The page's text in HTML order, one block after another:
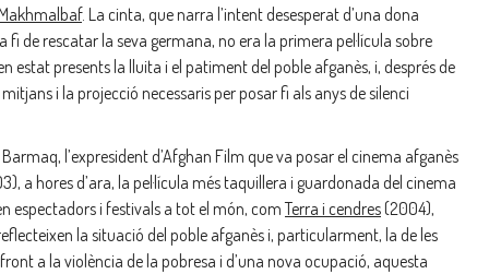
. La cinta, que narra l’intent desesperat d’una dona
de rescatar la seva germana, no era la primera pel·lícula sobre
estat presents la lluita i el patiment del poble afganès, i, després de
i la projecció necessaris per posar fi als anys de silenci
l’expresident d’Afghan Film que va posar el cinema afganès
a hores d’ara, la pel·lícula més taquillera i guardonada del cinema
espectadors i festivals a tot el món, comTerra i cendres(2004),
la situació del poble afganès i, particularment, la de les
a la violència de la pobresa i d’una nova ocupació, aquesta